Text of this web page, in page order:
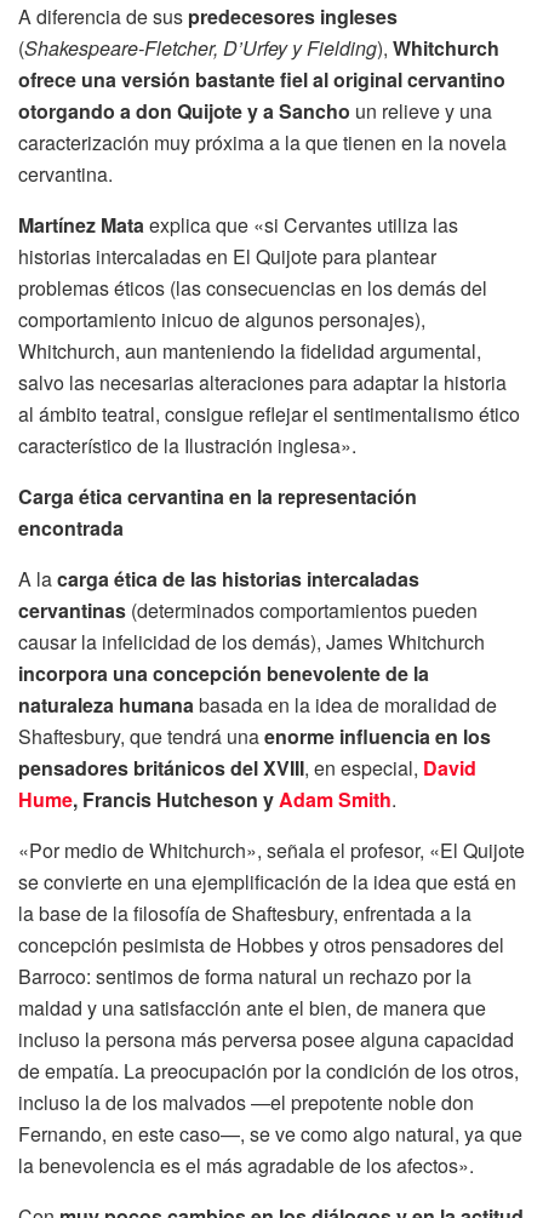
A diferencia de sus predecesores ingleses
(Shakespeare-Fletcher, D’Urfey y Fielding), Whitchurch
ofrece una versión bastante fiel al original cervantino
otorgando a don Quijote y a Sancho un relieve y una
caracterización muy próxima a la que tienen en la novela
cervantina.
Martínez Mataexplica que «si Cervantes utiliza las
historias intercaladas en El Quijote para plantear
problemas éticos (las consecuencias en los demás del
comportamiento inicuo de algunos personajes),
Whitchurch, aun manteniendo la fidelidad argumental,
salvo las necesarias alteraciones para adaptar la historia
al ámbito teatral, consigue reflejar el sentimentalismo ético
característico de la Ilustración inglesa».
Carga ética cervantina en la representación
encontrada
A lacarga ética de las historias intercaladas
cervantinas (determinados comportamientos pueden
causar la infelicidad de los demás), James Whitchurch
incorpora una concepción benevolente de la
naturaleza humanabasada en la idea de moralidad de
Shaftesbury, que tendrá unaenorme influencia en los
pensadores británicos del XVIII, en especial, David
Hume, Francis Hutcheson yAdam Smith.
«Por medio de Whitchurch», señala el profesor, «El Quijote
se convierte en una ejemplificación de la idea que está en
la base de la filosofía de Shaftesbury, enfrentada a la
concepción pesimista de Hobbes y otros pensadores del
Barroco: sentimos de forma natural un rechazo por la
maldad y una satisfacción ante el bien, de manera que
incluso la persona más perversa posee alguna capacidad
de empatía. La preocupación por la condición de los otros,
incluso la de los malvados —el prepotente noble don
Fernando, en este caso—, se ve como algo natural, ya que
la benevolencia es el más agradable de los afectos».